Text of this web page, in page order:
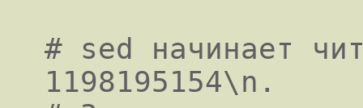
# sed начинает
1198195154\n.